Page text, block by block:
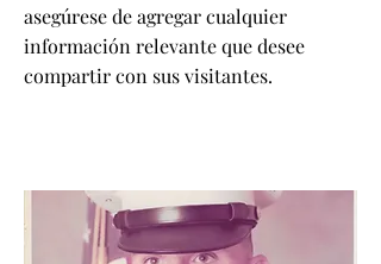
asegúrese de agregar cualquier
información relevante que desee
compartir con sus visitantes.